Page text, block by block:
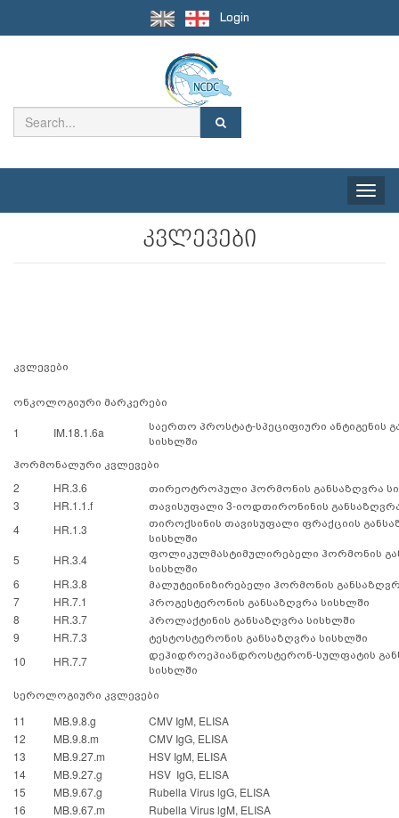
Login
Toggle
კვლევები
კვლევები
ონკოლოგიური მარკერები
1 IM.18.1.6a
საერთო პროსტატ-სპეციფიური ანტიგენის
სისხლში
ჰორმონალური კვლევები
2
HR.3.6
თირეოტროპული ჰორმონის განსაზღვრა
3
HR.1.1.f
თავისუფალი 3-იოდთირონინის
4
HR.1.3
თიროქსინის თავისუფალი ფრაქციის
სისხლში
5
HR.3.4
ფოლიკულმასტიმულირებელი ჰორმონის
სისხლში
6
HR.3.8
მალუტეინიზირებელი ჰორმონის
7
HR.7.1
პროგესტერონის განსაზღვრა სისხლში
8
HR.3.7
პროლაქტინის განსაზღვრა სისხლში
9
HR.7.3
ტესტოსტერონის განსაზღვრა სისხლში
10
HR.7.7
დეჰიდროეპიანდროსტერონ-სულფატის
სისხლში
სეროლოგიური კვლევები
11
MB.9.8.g
CMV IgM, ELISA
12
MB.9.8.m
CMV IgG, ELISA
13
MB.9.27.m
HSV IgM, ELISA
14
MB.9.27.g
HSV IgG, ELISA
15
MB.9.67.g
Rubella Virus lgG, ELISA
16
MB.9.67.m
Rubella Virus lgM, ELISA